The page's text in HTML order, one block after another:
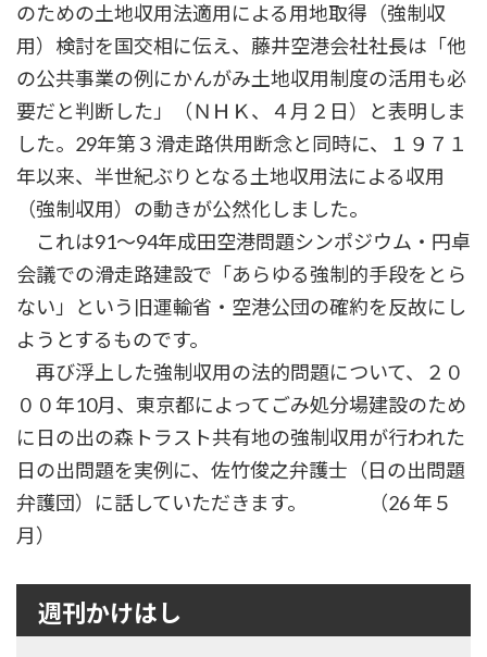
のための土地収用法適用による用地取得（強制収
用）検討を国交相に伝え、藤井空港会社社長は「他
の公共事業の例にかんがみ土地収用制度の活用も必
要だと判断した」（ＮＨＫ、４月２日）と表明しま
した。29年第３滑走路供用断念と同時に、１９７１
年以来、半世紀ぶりとなる土地収用法による収用
（強制収用）の動きが公然化しました。
これは91～94年成田空港問題シンポジウム・円卓
会議での滑走路建設で「あらゆる強制的手段をとら
ない」という旧運輸省・空港公団の確約を反故にし
ようとするものです。
再び浮上した強制収用の法的問題について、２０
００年10月、東京都によってごみ処分場建設のため
に日の出の森トラスト共有地の強制収用が行われた
日の出問題を実例に、佐竹俊之弁護士（日の出問題
弁護団）に話していただきます。 （26 年５
月）
週刊かけはし